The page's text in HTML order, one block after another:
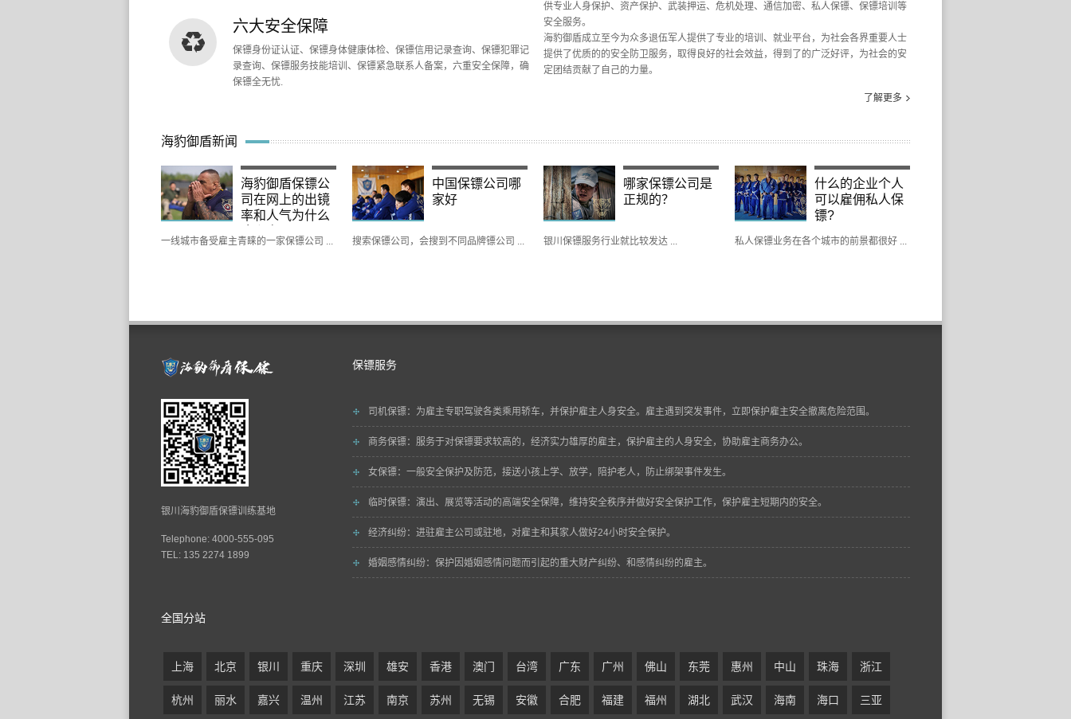
六大安全保障
保镖身份证认证、保镖身体健康体检、保镖信用记录查询、保镖犯罪记
录查询、保镖服务技能培训、保镖紧急联系人备案，六重安全保障，确
保镖全无忧.
供专业人身保护、资产保护、武装押运、危机处理、通信加密、私人保镖、保镖培训等
安全服务。
海豹御盾成立至今为众多退伍军人提供了专业的培训、就业平台，为社会各界重要人士
提供了优质的的安全防卫服务，取得良好的社会效益，得到了的广泛好评，为社会的安
定团结贡献了自己的力量。
了解更多
海豹御盾新闻
海豹御盾保镖公
司在网上的出镜
率和人气为什么
一线城市备受雇主青睐的一家保镖公司 ...
中国保镖公司哪
家好
搜索保镖公司，会搜到不同品牌镖公司 ...
哪家保镖公司是
正规的？
银川保镖服务行业就比较发达 ...
什么的企业个人
可以雇佣私人保
镖?
私人保镖业务在各个城市的前景都很好 ...
银川海豹御盾保镖训练基地
Telephone: 4000-555-095
TEL: 135 2274 1899
保镖服务
司机保镖：为雇主专职驾驶各类乘用轿车，并保护雇主人身安全。雇主遇到突发事件，立即保护雇主安全撤离危险范围。
商务保镖：服务于对保镖要求较高的，经济实力雄厚的雇主，保护雇主的人身安全，协助雇主商务办公。
女保镖：一般安全保护及防范，接送小孩上学、放学，陪护老人，防止绑架事件发生。
临时保镖：演出、展览等活动的高端安全保障，维持安全秩序并做好安全保护工作，保护雇主短期内的安全。
经济纠纷：进驻雇主公司或驻地，对雇主和其家人做好24小时安全保护。
婚姻感情纠纷：保护因婚姻感情问题而引起的重大财产纠纷、和感情纠纷的雇主。
全国分站
上海 北京 银川 重庆 深圳 雄安 香港 澳门 台湾 广东 广州 佛山 东莞 惠州 中山 珠海 浙江
杭州 丽水 嘉兴 温州 江苏 南京 苏州 无锡 安徽 合肥 福建 福州 湖北 武汉 海南 海口 三亚